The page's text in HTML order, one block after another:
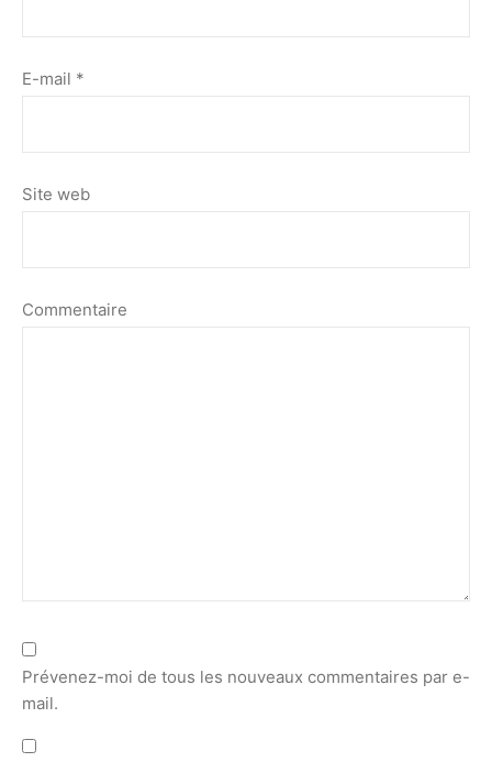
E-mail *
Site web
Commentaire
Prévenez-moi de tous les nouveaux commentaires par e-
mail.